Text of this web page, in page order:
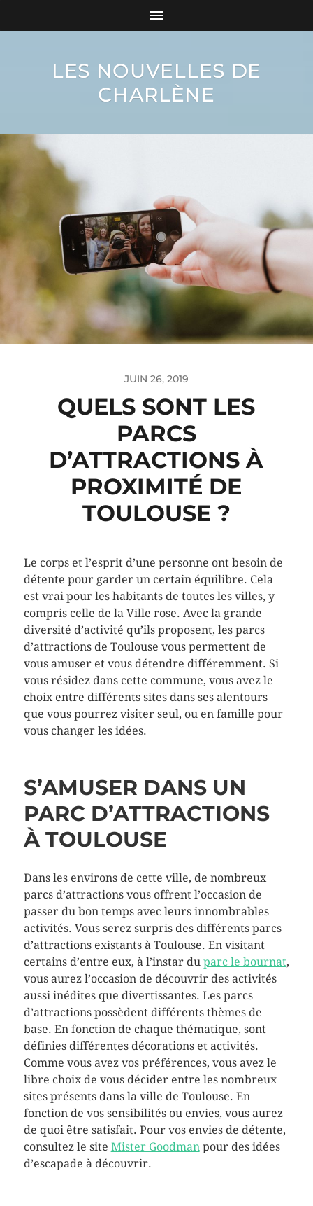
LES NOUVELLES DE
CHARLÈNE
JUIN 26, 2019
QUELS SONT LES
PARCS
D’ATTRACTIONS À
PROXIMITÉ DE
TOULOUSE ?
Le corps et l’esprit d’une personne ont besoin de
détente pour garder un certain équilibre. Cela
est vrai pour les habitants de toutes les villes, y
compris celle de la Ville rose. Avec la grande
diversité d’activité qu’ils proposent, les parcs
d’attractions de Toulouse vous permettent de
vous amuser et vous détendre différemment. Si
vous résidez dans cette commune, vous avez le
choix entre différents sites dans ses alentours
que vous pourrez visiter seul, ou en famille pour
vous changer les idées.
S’AMUSER DANS UN
PARC D’ATTRACTIONS
À TOULOUSE
Dans les environs de cette ville, de nombreux
parcs d’attractions vous offrent l’occasion de
passer du bon temps avec leurs innombrables
activités. Vous serez surpris des différents parcs
d’attractions existants à Toulouse. En visitant
certains d’entre eux, à l’instar du parc le bournat,
vous aurez l’occasion de découvrir des activités
aussi inédites que divertissantes. Les parcs
d’attractions possèdent différents thèmes de
base. En fonction de chaque thématique, sont
définies différentes décorations et activités.
Comme vous avez vos préférences, vous avez le
libre choix de vous décider entre les nombreux
sites présents dans la ville de Toulouse. En
fonction de vos sensibilités ou envies, vous aurez
de quoi être satisfait. Pour vos envies de détente,
consultez le site Mister Goodman pour des idées
d’escapade à découvrir.